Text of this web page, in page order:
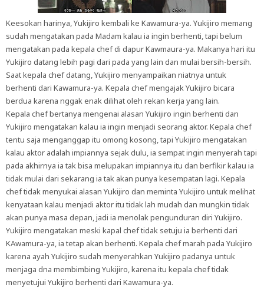
Keesokan harinya, Yukijiro kembali ke Kawamura-ya. Yukijiro memang
sudah mengatakan pada Madam kalau ia ingin berhenti, tapi belum
mengatakan pada kepala chef di dapur Kawmaura-ya. Makanya hari itu
Yukijiro datang lebih pagi dari pada yang lain dan mulai bersih-bersih.
Saat kepala chef datang, Yukijiro menyampaikan niatnya untuk
berhenti dari Kawamura-ya. Kepala chef mengajak Yukijiro bicara
berdua karena nggak enak dilihat oleh rekan kerja yang lain.
Kepala chef bertanya mengenai alasan Yukijiro ingin berhenti dan
Yukijiro mengatakan kalau ia ingin menjadi seorang aktor. Kepala chef
tentu saja menganggap itu omong kosong, tapi Yukijiro mengatakan
kalau aktor adalah impiannya sejak dulu, ia sempat ingin menyerah tapi
pada akhirnya ia tak bisa melupakan impiannya itu dan berfikir kalau ia
tidak mulai dari sekarang ia tak akan punya kesempatan lagi. Kepala
chef tidak menyukai alasan Yukijiro dan meminta Yukijiro untuk melihat
kenyataan kalau menjadi aktor itu tidak lah mudah dan mungkin tidak
akan punya masa depan, jadi ia menolak pengunduran diri Yukijiro.
Yukijiro mengatakan meski kapal chef tidak setuju ia berhenti dari
KAwamura-ya, ia tetap akan berhenti. Kepala chef marah pada Yukijiro
karena ayah Yukijiro sudah menyerahkan Yukijiro padanya untuk
menjaga dna membimbing Yukijiro, karena itu kepala chef tidak
menyetujui Yukijiro berhenti dari Kawamura-ya.